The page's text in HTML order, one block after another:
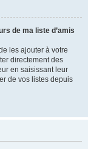
de ma liste d’amis
les ajouter à votre
directement des
en saisissant leur
de vos listes depuis